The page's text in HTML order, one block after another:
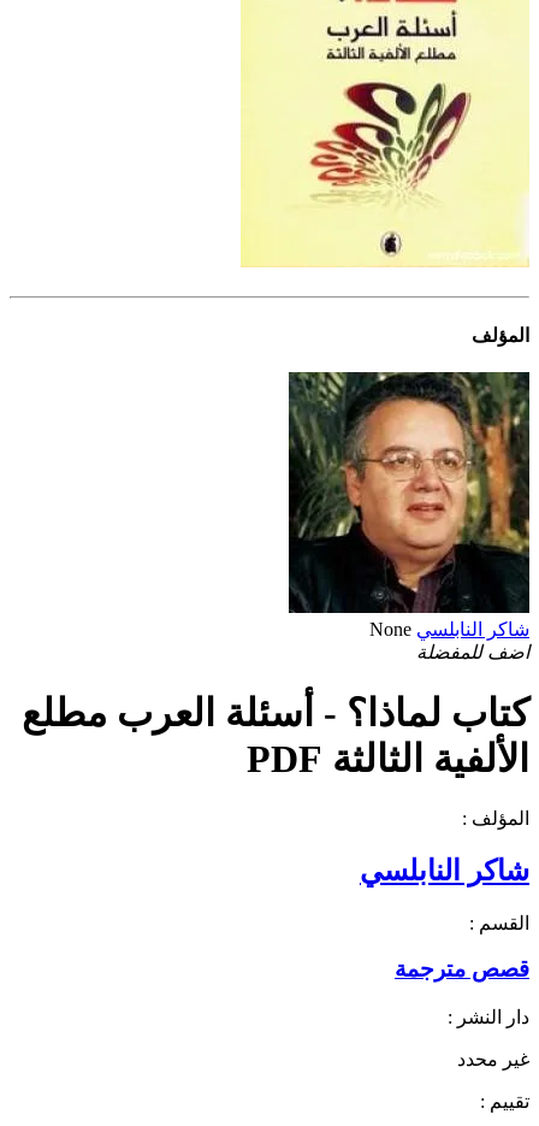
المؤلف
شاكر النابلسي None
اضف للمفضلة
كتاب لماذا؟ - أسئلة العرب مطلع
الألفية الثالثة PDF
المؤلف :
شاكر النابلسي
القسم :
قصص مترجمة
دار النشر :
غير محدد
تقييم :